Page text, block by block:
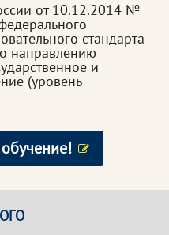
от 10.12.2014 №
стандарта
направлению
и
(уровень